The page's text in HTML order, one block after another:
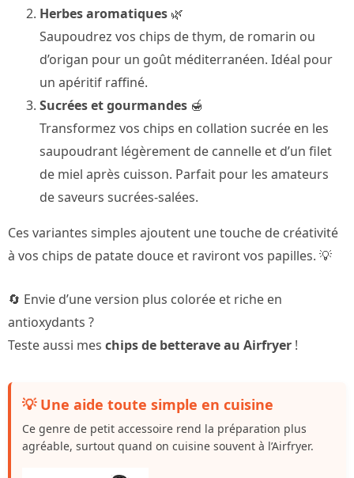
Herbes aromatiques 🌿
Saupoudrez vos chips de thym, de romarin ou
d’origan pour un goût méditerranéen. Idéal pour
un apéritif raffiné.
Sucrées et gourmandes 🍯
Transformez vos chips en collation sucrée en les
saupoudrant légèrement de cannelle et d’un filet
de miel après cuisson. Parfait pour les amateurs
de saveurs sucrées-salées.
Ces variantes simples ajoutent une touche de créativité
à vos chips de patate douce et raviront vos papilles. 💡
🔄 Envie d’une version plus colorée et riche en
antioxydants ?
Teste aussi mes chips de betterave au Airfryer !
💡 Une aide toute simple en cuisine
Ce genre de petit accessoire rend la préparation plus
agréable, surtout quand on cuisine souvent à l’Airfryer.